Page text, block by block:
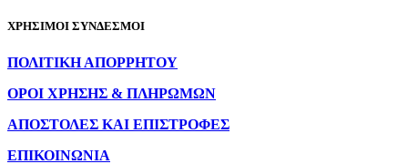
ΧΡΗΣΙΜΟΙ ΣΥΝΔΕΣΜΟΙ
ΠΟΛΙΤΙΚΗ ΑΠΟΡΡΗΤΟΥ
ΟΡΟΙ ΧΡΗΣΗΣ & ΠΛΗΡΩΜΩΝ
ΑΠΟΣΤΟΛΕΣ ΚΑΙ ΕΠΙΣΤΡΟΦΕΣ
ΕΠΙΚΟΙΝΩΝΙΑ